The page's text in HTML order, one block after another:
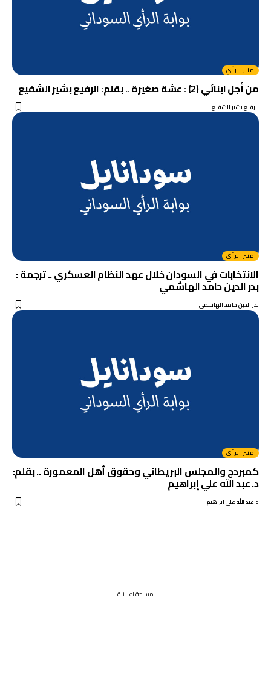
منبر الرأي
من أجل ابنائي (2) : عشة صغيرة .. بقلم: الرفيع بشير الشفيع
الرفيع بشير الشفيع
منبر الرأي
الانتخابات في السودان خلال عهد النظام العسكري .. ترجمة :
بدر الدين حامد الهاشمي
بدر الدين حامد الهاشمي
منبر الرأي
كمبردج والمجلس البريطاني وحقوق أهل المعمورة .. بقلم:
د. عبد الله علي إبراهيم
د.عبد الله علي ابراهيم
مساحة اعلانية